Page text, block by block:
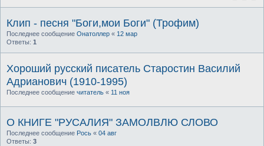
Клип - песня "Боги,мои Боги" (Трофим)
Последнее сообщение Онатоллер « 12 мар
Ответы: 1
Хороший русский писатель Старостин Василий
Адрианович (1910-1995)
Последнее сообщение читатель « 11 ноя
О КНИГЕ "РУСАЛИЯ" ЗАМОЛВЛЮ СЛОВО
Последнее сообщение Рось « 04 авг
Ответы: 3